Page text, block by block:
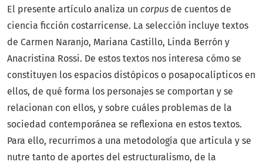
El presente artículo analiza un corpus de cuentos de
ciencia ficción costarricense. La selección incluye textos
de Carmen Naranjo, Mariana Castillo, Linda Berrón y
Anacristina Rossi. De estos textos nos interesa cómo se
constituyen los espacios distópicos o posapocalípticos en
ellos, de qué forma los personajes se comportan y se
relacionan con ellos, y sobre cuáles problemas de la
sociedad contemporánea se reflexiona en estos textos.
Para ello, recurrimos a una metodología que articula y se
nutre tanto de aportes del estructuralismo, de la